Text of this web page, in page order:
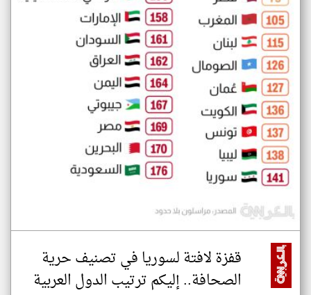
قفزة لافتة لسوريا في تصنيف حرية
الصحافة.. إليكم ترتيب الدول العربية